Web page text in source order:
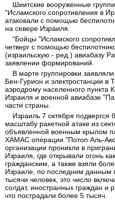
Шиитские вооруженные
"Исламского сопротивления в
атаковали с помощью
на севере Израиля.
"Бойцы "Исламского
четверг с помощью
(израильскую - ред.) авиабазу
заявлении формирований.
В марте группировки
Бен-Гурион и электростанции в
аэродрому населенного пункта
Израиля и военной авиабазе
части страны.
Израиль 7 октября подвергся
масштабу ракетной атаке из
объявленной военным крылом
ХАМАС операции "Потоп Аль-
организации проникли в
Израиля, где открывали огонь
гражданским, а также взяли
Израиле, по последним данным
тысячи человек, это число
солдат, иностранных граждан и
что пострадали более 5 тысяч.